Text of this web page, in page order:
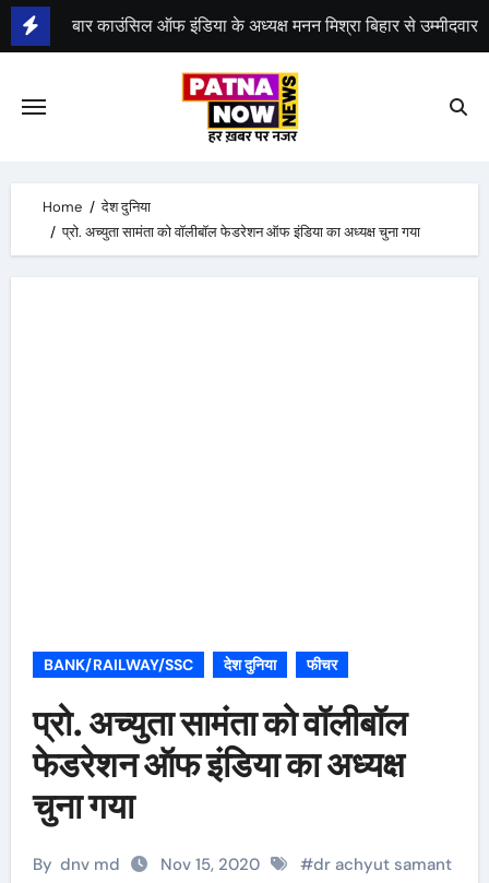
Skip
to
भीम सेना का भारत बंद, राजद का बंद को समर्थन
Home
देश दुनिया
प्रो. अच्युता सामंता को वॉलीबॉल फेडरेशन ऑफ इंडिया का अध्यक्ष चुना गया
BANK/RAILWAY/SSC देश दुनिया फीचर
प्रो. अच्युता सामंता को वॉलीबॉल
फेडरेशन ऑफ इंडिया का अध्यक्ष
चुना गया
By dnv md Nov 15, 2020 #dr achyut samant